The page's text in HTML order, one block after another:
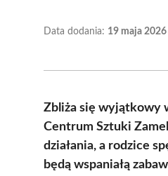
Data dodania: 19 maja 2026
Zbliża się wyjątkowy
Centrum Sztuki
działania, a rodzice
będą wspaniałą